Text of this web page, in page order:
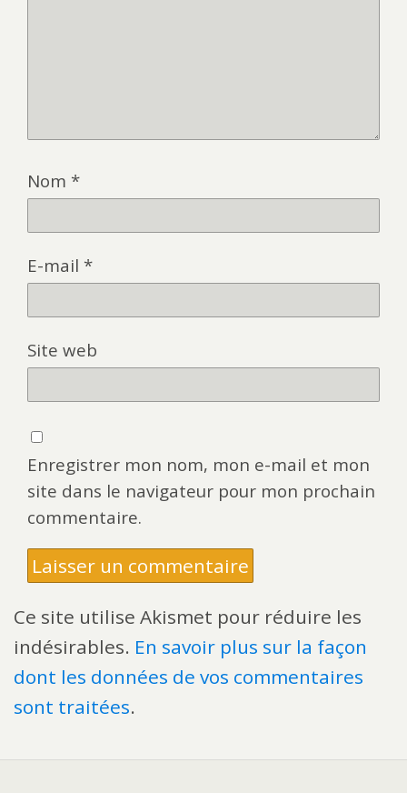
Nom *
E-mail *
Site web
Enregistrer mon nom, mon e-mail et mon
site dans le navigateur pour mon prochain
commentaire.
Ce site utilise Akismet pour réduire les
indésirables. En savoir plus sur la façon
dont les données de vos commentaires
sont traitées.